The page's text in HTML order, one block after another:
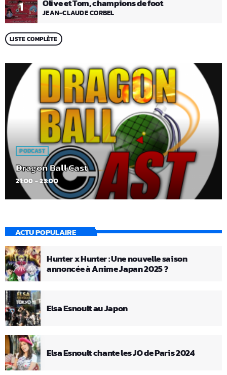
1 Olive et Tom, champions de foot
JEAN-CLAUDE CORBEL
LISTE COMPLÈTE
PODCAST
Dragon Ball Cast
21:00 - 23:00
ACTU POPULAIRE
Hunter x Hunter : Une nouvelle saison
annoncée à Anime Japan 2025 ?
Elsa Esnoult au Japon
Elsa Esnoult chante les JO de Paris 2024